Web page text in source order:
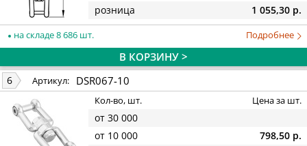
розница
1 055,30 р.
на складе 8 686 шт. Подробнее
В КОРЗИНУ >
6 Артикул: DSR067-10
Кол-во, шт. Цена за шт.
от 30 000
от 10 000
798,50 р.